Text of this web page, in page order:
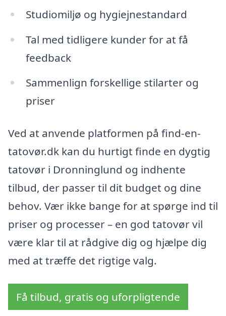
Studiomiljø og hygiejnestandard
Tal med tidligere kunder for at få
feedback
Sammenlign forskellige stilarter og
priser
Ved at anvende platformen på find-en-
tatovør.dk kan du hurtigt finde en dygtig
tatovør i Dronninglund og indhente
tilbud, der passer til dit budget og dine
behov. Vær ikke bange for at spørge ind til
priser og processer – en god tatovør vil
være klar til at rådgive dig og hjælpe dig
med at træffe det rigtige valg.
Få tilbud, gratis og uforpligtende